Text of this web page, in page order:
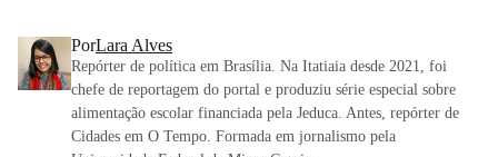
PorLara Alves
Repórter de política em Brasília. Na Itatiaia desde 2021, foi
chefe de reportagem do portal e produziu série especial sobre
alimentação escolar financiada pela Jeduca. Antes, repórter de
Cidades em O Tempo. Formada em jornalismo pela